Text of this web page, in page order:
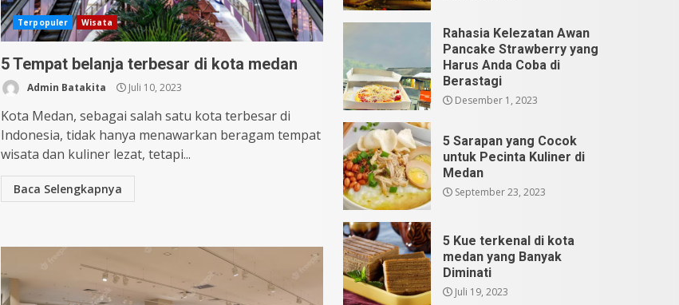
Terpopuler Wisata
5 Tempat belanja terbesar di kota medan
Admin Batakita Juli 10, 2023
Kota Medan, sebagai salah satu kota terbesar di
Indonesia, tidak hanya menawarkan beragam tempat
wisata dan kuliner lezat, tetapi...
Baca Selengkapnya
Rahasia Kelezatan Awan
Pancake Strawberry yang
Harus Anda Coba di
Berastagi
Desember 1, 2023
5 Sarapan yang Cocok
untuk Pecinta Kuliner di
Medan
September 23, 2023
5 Kue terkenal di kota
medan yang Banyak
Diminati
Juli 19, 2023